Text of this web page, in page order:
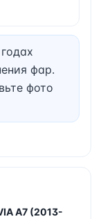
фар.
фото
A7 (2013-